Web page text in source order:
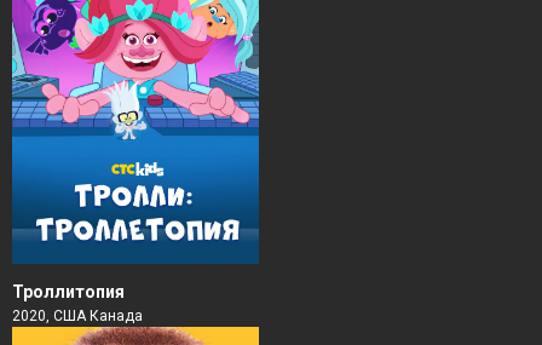
Троллитопия
2020, США Канада